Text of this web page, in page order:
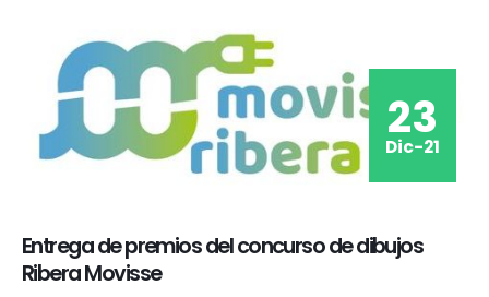
23
Dic-21
Entrega de premios del concurso de dibujos
Ribera Movisse